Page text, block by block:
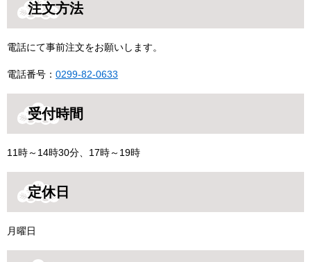
注文方法
電話にて事前注文をお願いします。
電話番号： 0299-82-0633
受付時間
11時～14時30分、17時～19時
定休日
月曜日